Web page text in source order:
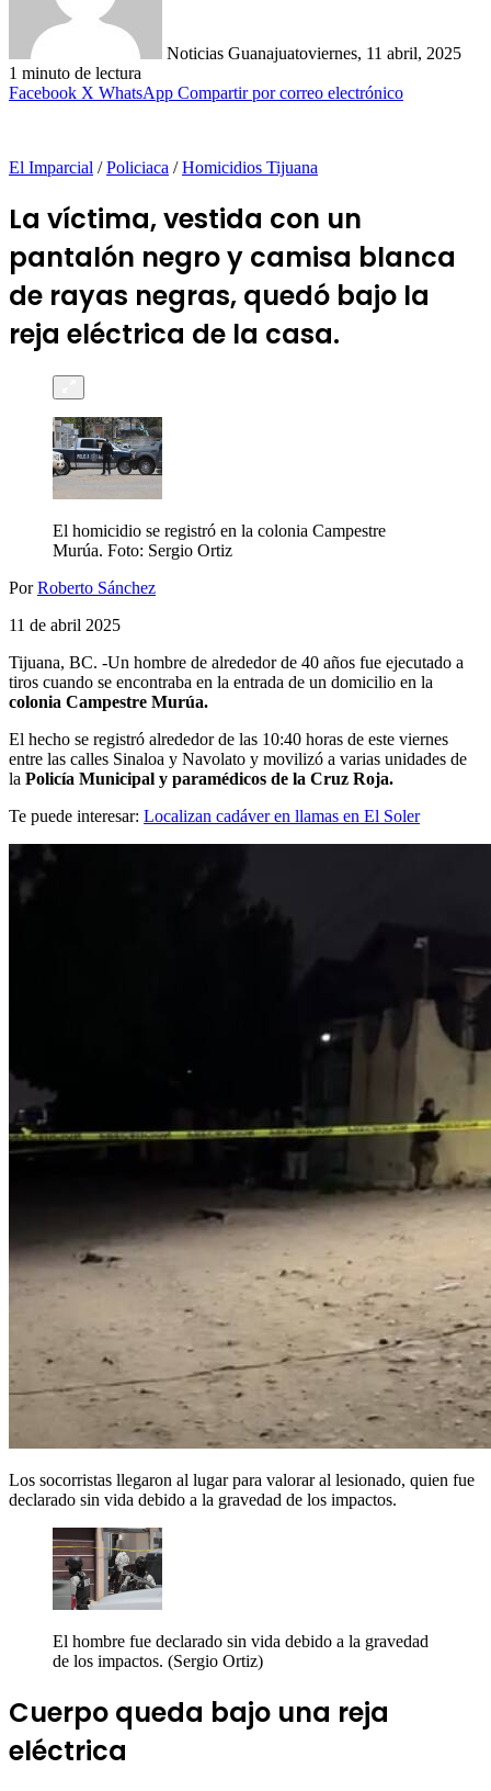
Noticias Guanajuatoviernes, 11 abril, 2025
1 minuto de lectura
Facebook X WhatsApp Compartir por correo electrónico
El Imparcial /Policiaca /Homicidios Tijuana
La víctima, vestida con un
pantalón negro y camisa blanca
de rayas negras, quedó bajo la
reja eléctrica de la casa.
El homicidio se registró en la colonia Campestre
Murúa. Foto: Sergio Ortiz
PorRoberto Sánchez
11 de abril 2025
Tijuana, BC. -Un hombre de alrededor de 40 años fue ejecutado a
tiros cuando se encontraba en la entrada de un domicilio en la
colonia Campestre Murúa.
El hecho se registró alrededor de las 10:40 horas de este viernes
entre las calles Sinaloa y Navolato y movilizó a varias unidades de
la Policía Municipal y paramédicos de la Cruz Roja.
Te puede interesar: Localizan cadáver en llamas en El Soler
Los socorristas llegaron al lugar para valorar al lesionado, quien fue
declarado sin vida debido a la gravedad de los impactos.
El hombre fue declarado sin vida debido a la gravedad
de los impactos. (Sergio Ortiz)
Cuerpo queda bajo una reja
eléctrica